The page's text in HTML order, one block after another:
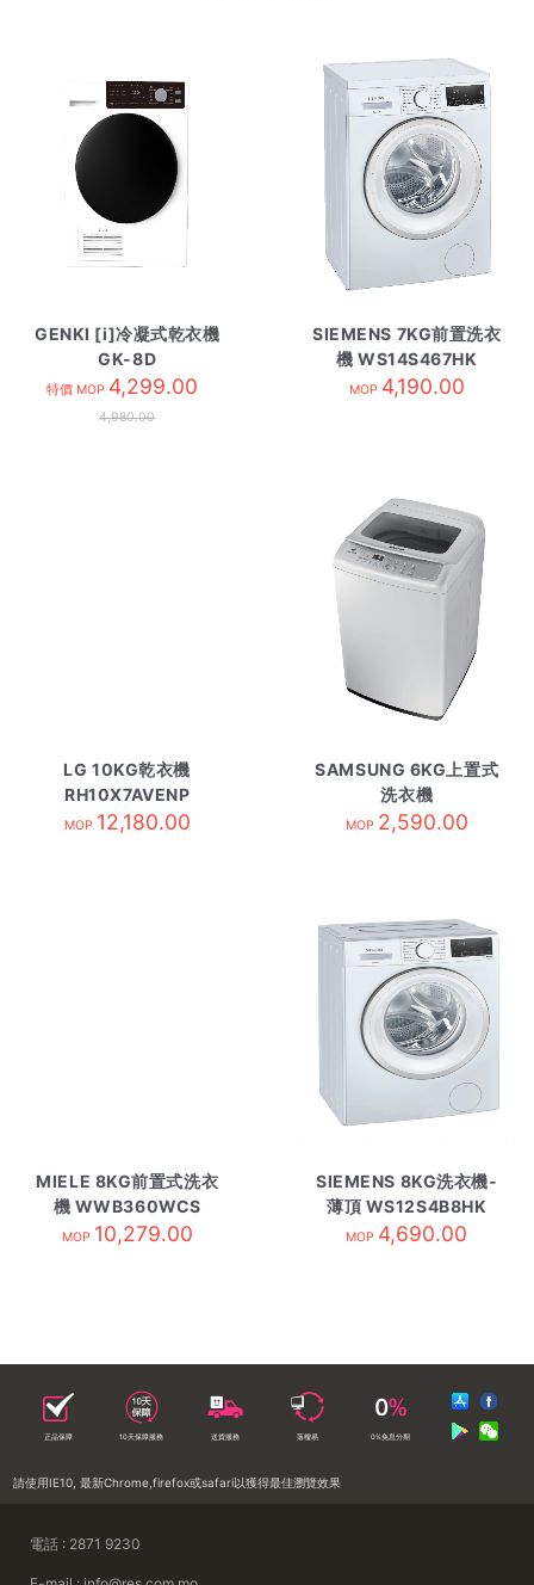
GENKI [i]冷凝式乾衣機
GK-8D
特價 MOP 4,299.00
4,980.00
SIEMENS 7KG前置洗衣
機 WS14S467HK
MOP 4,190.00
LG 10KG乾衣機
RH10X7AVENP
MOP 12,180.00
SAMSUNG 6KG上置式
洗衣機
WA60M4200SG/SH
MOP 2,590.00
MIELE 8KG前置式洗衣
機 WWB360WCS
MOP 10,279.00
SIEMENS 8KG洗衣機-
薄頂 WS12S4B8HK
MOP 4,690.00
正品保障 10天保障服務 送貨服務 落樓易 0%免息分期
請使用IE10, 最新Chrome,firefox或safari以獲得最佳瀏覽效果
電話 : 2871 9230